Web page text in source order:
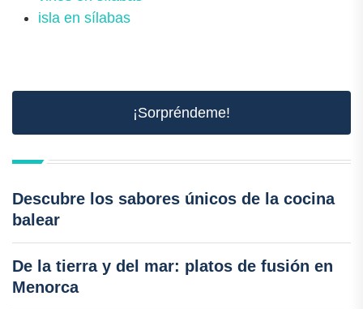
isla en sílabas
¡Sorpréndeme!
Descubre los sabores únicos de la cocina
balear
De la tierra y del mar: platos de fusión en
Menorca